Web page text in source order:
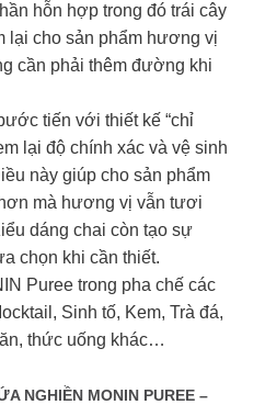
hỗn hợp trong đó trái cây
lại cho sản phẩm hương vị
cần phải thêm đường khi
tiến với thiết kế “chỉ
lại độ chính xác và vệ sinh
này giúp cho sản phẩm
mà hương vị vẫn tươi
dáng chai còn tạo sự
chọn khi cần thiết.
Puree trong pha chế các
Sinh tố, Kem, Trà đá,
thức uống khác…
NGHIỀN MONIN PUREE –